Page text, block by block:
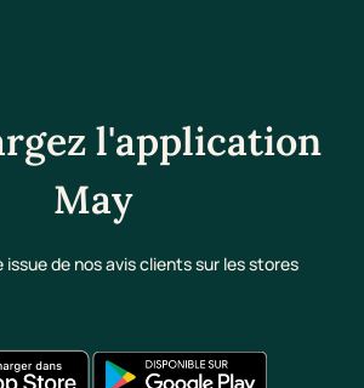
l'application
May
issue de nos avis clients sur les stores